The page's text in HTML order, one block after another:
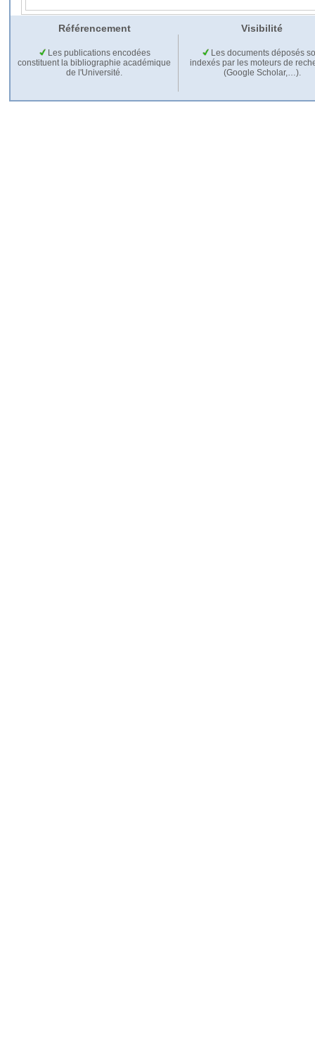
Référencement Visibilité
Les publications encodées
constituent la bibliographie académique
de l'Université.
Les documents déposés
indexés par les moteurs de
(Google Scholar,…).